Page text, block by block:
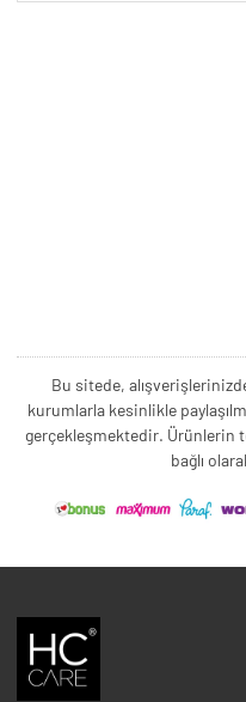
Bu sitede,
kurumlarla kesinlikle
gerçekleşmektedir. Ürünlerin
bağlı